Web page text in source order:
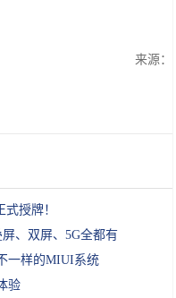
来源：
授牌！
、双屏、5G全都有
一样的MIUI系统
验